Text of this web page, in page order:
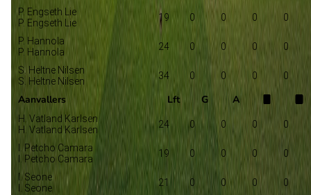
P. Engseth Lie
P. Engseth Lie
19 0 0 0 0
P. Hannola
P. Hannola
24 0 0 0 0
S. Heltne Nilsen
S. Heltne Nilsen
34 0 0 0 0
Aanvallers Lft G A
H. Vatland Karlsen
H. Vatland Karlsen
24 0 0 0 0
I. Petcho Camara
I. Petcho Camara
19 0 0 0 0
I. Seone
I. Seone
21 0 0 0 0